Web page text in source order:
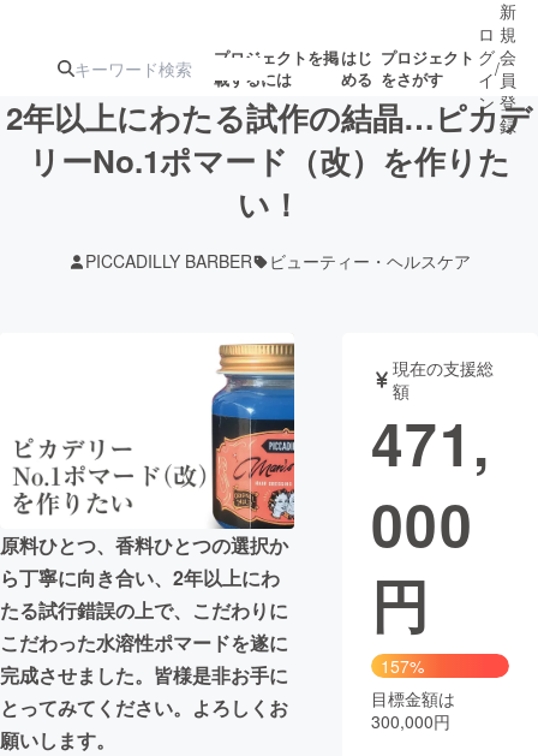
プロジェクトを掲
載するには
はじ
める
プロジェクト
をさがす
注目の新着プロ
テクノロジー・ガジェット
映像・映画 書籍・雑誌
ビジネス・起業 チャレンジ
まちづくり・地域活性化
CAMPFIRE for Social Good
CAMPFIRE Creation
CAMPFIREふるさと納税
コミュニティ
ロ
グ
イ
ン
/
新
規
会
員
登
録
2年以上にわたる試作の結晶…ピカデ
リーNo.1ポマード（改）を作りた
い！
PICCADILLY BARBER ビューティー・ヘルスケア
原料ひとつ、香料ひとつの選択か
ら丁寧に向き合い、2年以上にわ
たる試行錯誤の上で、こだわりに
こだわった水溶性ポマードを遂に
完成させました。皆様是非お手に
とってみてください。よろしくお
願いします。
現在の支援総
額
471,
000
円
157%
目標金額は
300,000円